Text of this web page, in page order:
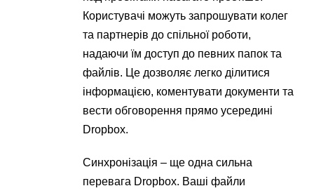
Користувачі можуть запрошувати колег
та партнерів до спільної роботи,
надаючи їм доступ до певних папок та
файлів. Це дозволяє легко ділитися
інформацією, коментувати документи та
вести обговорення прямо усередині
Dropbox.
Синхронізація – ще одна сильна
перевага Dropbox. Ваші файли